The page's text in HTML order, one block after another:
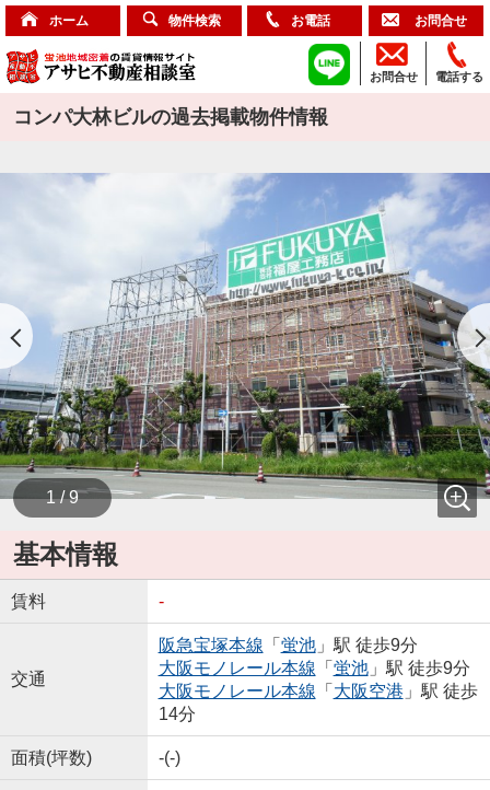
ホーム 物件検索 お電話 お問合せ
電話する
お問合せ
コンパ大林ビルの過去掲載物件情報
1 / 9
基本情報
賃料 -
交通
阪急宝塚本線 「 蛍池」駅 徒歩9分
大阪モノレール本線 「 蛍池」駅 徒歩9分
大阪モノレール本線 「 大阪空港 」駅 徒歩
14分
面積(坪数) -(-)